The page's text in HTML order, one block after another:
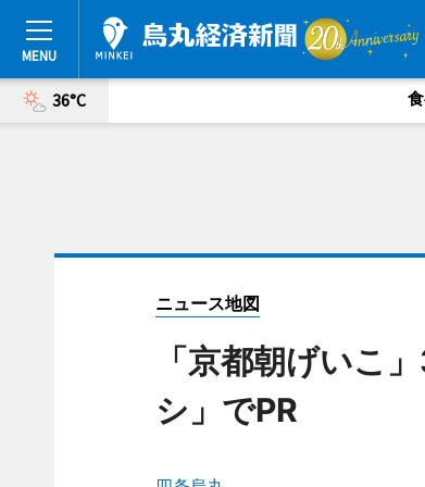
36°C
ニュース地図
「京都朝げいこ
シ」でPR